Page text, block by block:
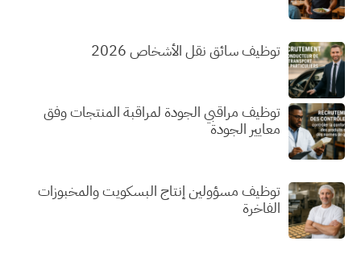
توظيف سائق نقل الأشخاص 2026
توظيف مراقبي الجودة لمراقبة المنتجات وفق
معايير الجودة
توظيف مسؤولين إنتاج البسكويت والمخبوزات
الفاخرة